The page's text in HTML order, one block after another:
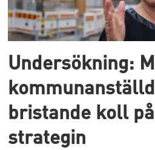
Undersökning:
bristande koll
strategin